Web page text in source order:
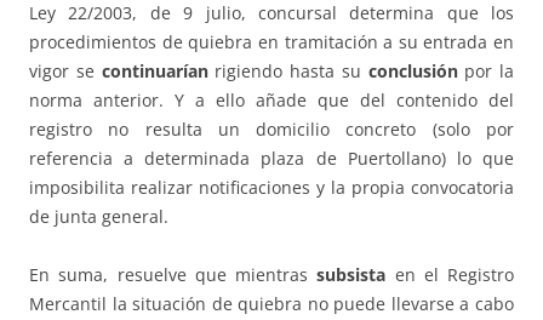
Ley 22/2003, de 9 julio, concursal determina que los
procedimientos de quiebra en tramitación a su entrada en
vigor se continuaríanrigiendo hasta su conclusiónpor la
norma anterior. Y a ello añade que del contenido del
registro no resulta un domicilio concreto (solo por
referencia a determinada plaza de Puertollano) lo que
imposibilita realizar notificaciones y la propia convocatoria
de junta general.
En suma, resuelve que mientrassubsista en el Registro
Mercantil la situación de quiebra no puede llevarse a cabo